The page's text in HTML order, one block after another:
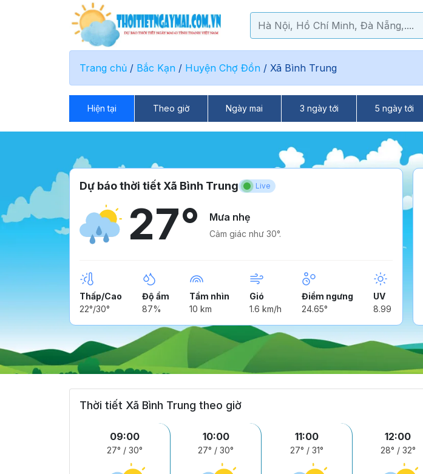
Trang chủ / Bắc Kạn / Huyện Chợ Đồn / Xã Bình Trung
Hiện tại Theo giờ Ngày mai 3 ngày tới 5 ngày tới
Dự báo thời tiết Xã Bình Trung Live
27° Mưa nhẹ
Cảm giác như 30°.
Thấp/Cao
22°/30°
Độ ẩm
87%
Tầm nhìn
10 km
Gió
1.6 km/h
Điểm ngưng
24.65°
UV
8.99
Thời tiết Xã Bình Trung theo giờ
09:00
27° / 30°
10:00
27° / 30°
11:00
27° / 31°
12:00
28° / 32°